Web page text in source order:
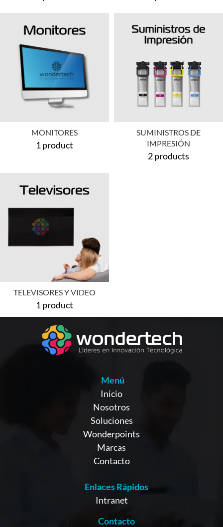
MONITORES
1 product
SUMINISTROS DE
IMPRESIÓN
2 products
TELEVISORES Y VIDEO
1 product
Menú
Inicio
Nosotros
Soluciones
Wonderpoints
Marcas
Contacto
Enlaces Rápidos
Intranet
Contacto